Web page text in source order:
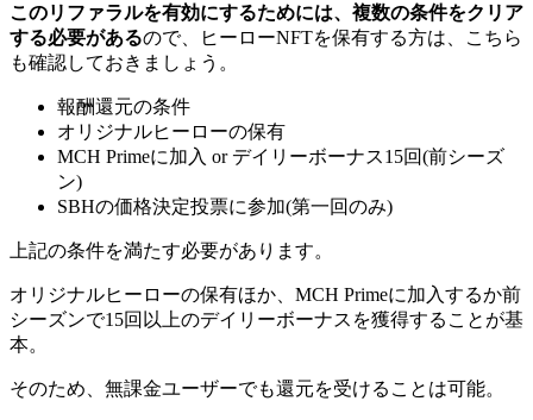
このリファラルを有効にするためには、複数の条件をクリア
する必要があるので、ヒーローNFTを保有する方は、こちら
も確認しておきましょう。
報酬還元の条件
オリジナルヒーローの保有
MCH Primeに加入 or デイリーボーナス15回(前シーズ
ン)
SBHの価格決定投票に参加(第一回のみ)
上記の条件を満たす必要があります。
オリジナルヒーローの保有ほか、MCH Primeに加入するか前
シーズンで15回以上のデイリーボーナスを獲得する ことが基
本。
そのため、無課金ユーザーでも還元を受けることは可能。